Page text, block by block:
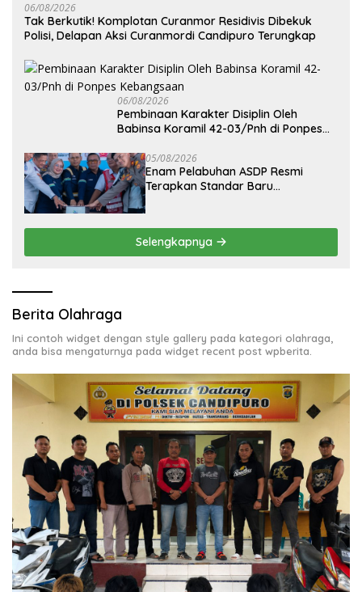
06/08/2026
Tak Berkutik! Komplotan Curanmor Residivis Dibekuk
Polisi, Delapan Aksi Curanmordi Candipuro Terungkap
06/08/2026
Pembinaan Karakter Disiplin Oleh
Babinsa Koramil 42-03/Pnh di Ponpes
05/08/2026
Enam Pelabuhan ASDP Resmi
Terapkan Standar Baru
Selengkapnya
Berita Olahraga
Ini contoh widget dengan style gallery pada kategori olahraga,
anda bisa mengaturnya pada widget recent post wpberita.